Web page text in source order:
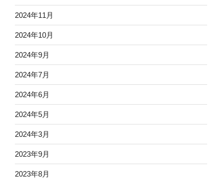
2024年11月
2024年10月
2024年9月
2024年7月
2024年6月
2024年5月
2024年3月
2023年9月
2023年8月